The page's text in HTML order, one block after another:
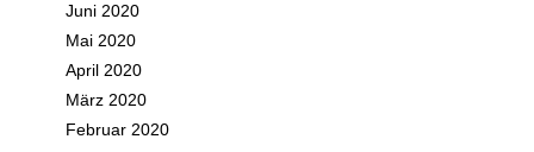
Juni 2020
Mai 2020
April 2020
März 2020
Februar 2020